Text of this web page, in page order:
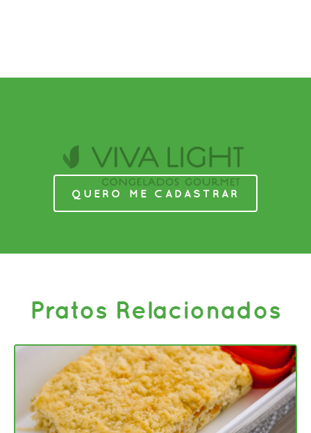
QUERO ME CADASTRAR
Pratos Relacionados